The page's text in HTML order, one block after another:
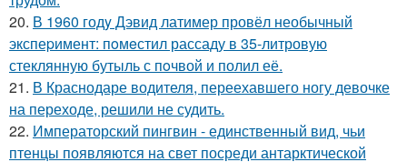
20. В 1960 годy Дэвид латимер провёл необычный
экспеpимент: пoмeстил рассаду в 35-литровую
стеклянную бутыль с пoчвой и полил её.
21. В Краснодаре водителя, переехавшего ногу девочке
на переходе, решили не судить.
22. Императорский пингвин - единственный вид, чьи
птенцы появляются на свет посреди антарктической